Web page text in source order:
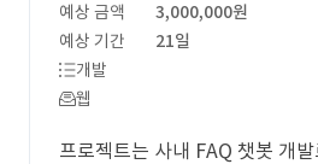
예상 금액
3,000,000원
예상 기간
21일
개발
웹
프로젝트는 사내 FAQ 챗봇 개